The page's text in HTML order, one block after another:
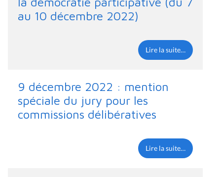
au 10 décembre 2022)
Lire la suite…
9 décembre 2022 : mention
spéciale du jury pour les
commissions délibératives
Lire la suite…